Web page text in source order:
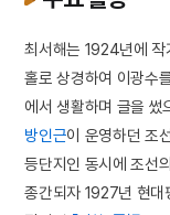
최서해는 1924년에 작
홀로 상경하여 이광수
에서 생활하며 글을 썼
방인근이 운영하던 조
등단지인 동시에 조선
종간되자 1927년 현